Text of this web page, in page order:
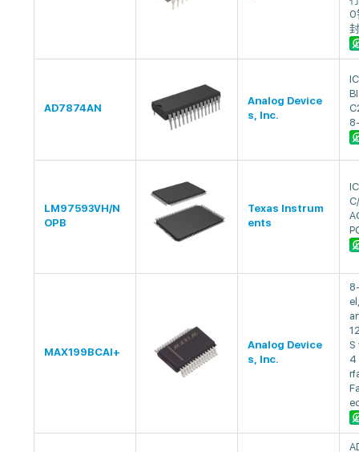
0
AD7874AN
Analog Device
s, Inc.
LM97593VH/N
OPB
Texas Instrum
ents
MAX199BCAI+
Analog Device
s, Inc.
S
4